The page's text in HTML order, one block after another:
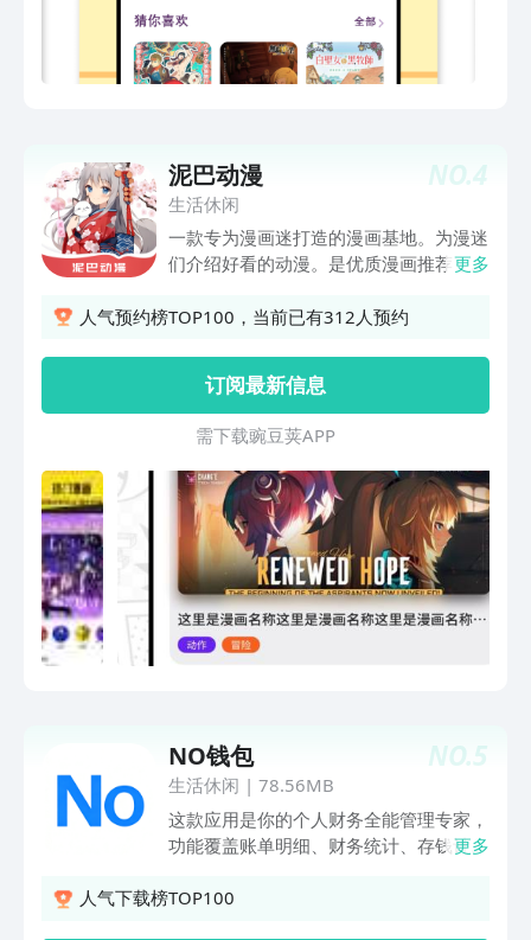
NO.4
泥巴动漫
生活休闲
一款专为漫画迷打造的漫画基地。为漫迷
们介绍好看的动漫。是优质漫画推荐，图
受漫画带来的乐趣。
更多
人气预约榜TOP100，当前已有312人预约
订阅最新信息
需 下 载 豌 豆 荚 A P P
NO.5
NO钱包
生活休闲 | 78.56MB
这款应用是你的个人财务全能管理专家，
功能覆盖账单明细、财务统计、存钱计划
划储蓄： 账单明细管理：支持按日期查
更多
人气下载榜TOP100